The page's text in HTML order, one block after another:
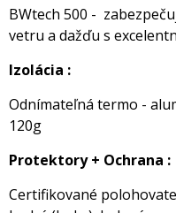
BWtech 500 -
vetru a dažďu s
Izolácia :
Odnímateľná termo -
120g
Protektory + Ochrana :
Certifikované